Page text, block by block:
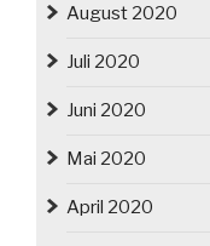
August 2020
Juli 2020
Juni 2020
Mai 2020
April 2020